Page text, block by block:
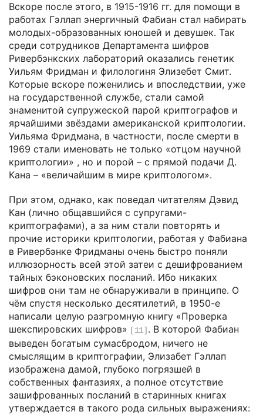
Вскоре после этого, в 1915-1916 гг. для помощи в
работах Гэллап энергичный Фабиан стал набирать
молодых-образованных юношей и девушек. Так
среди сотрудников Департамента шифров
Ривербэнкских лабораторий оказались генетик
Уильям Фридман и филологиня Элизебет Смит.
Которые вскоре поженились и впоследствии, уже
на государственной службе, стали самой
знаменитой супружеской парой криптографов и
ярчайшими звёздами американской криптологии.
Уильяма Фридмана, в частности, после смерти в
1969 стали именовать не только «отцом научной
криптологии» , но и порой – с прямой подачи Д.
Кана – «величайшим в мире криптологом».
При этом, однако, как поведал читателям Дэвид
Кан (лично общавшийся с супругами-
криптографами), а за ним стали повторять и
прочие историки криптологии, работая у Фабиана
в Ривербэнке Фридманы очень быстро поняли
иллюзорность всей этой затеи с дешифрованием
тайных бэконовских посланий. Ибо никаких
шифров они там не обнаруживали в принципе. О
чём спустя несколько десятилетий, в 1950-е
написали целую разгромную книгу «Проверка
шекспировских шифров» [11] . В которой Фабиан
выведен богатым сумасбродом, ничего не
смыслящим в криптографии, Элизабет Гэллап
изображена дамой, глубоко погрязшей в
собственных фантазиях, а полное отсутствие
зашифрованных посланий в старинных книгах
утверждается в такого рода сильных выражениях: